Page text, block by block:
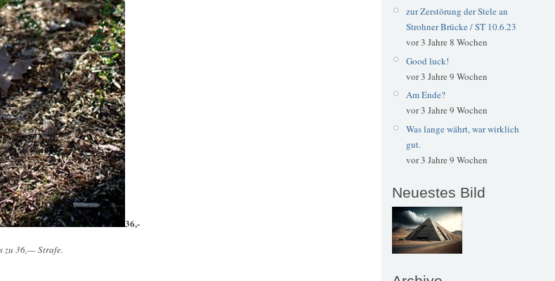
36,-
zu 36,— Strafe.
zur Zerstörung der Stele an
Strohner Brücke / ST 10.6.23
vor 3 Jahre 8 Wochen
Good luck!
vor 3 Jahre 9 Wochen
Am Ende?
vor 3 Jahre 9 Wochen
Was lange währt, war wirklich
gut.
vor 3 Jahre 9 Wochen
Neuestes Bild